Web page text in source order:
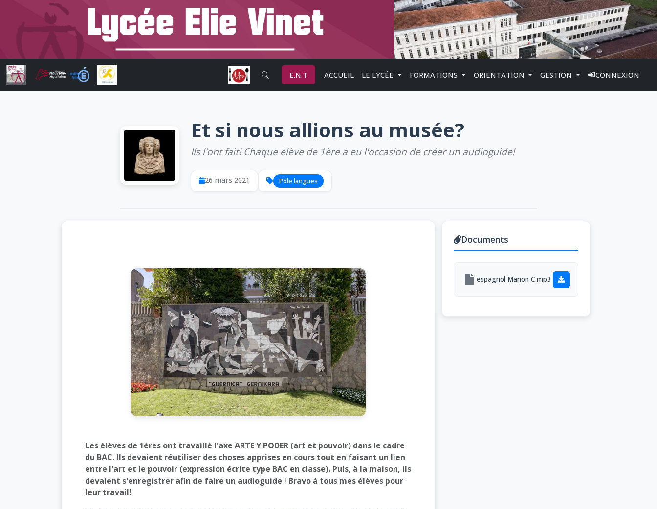
E.N.T ACCUEIL LE LYCÉE FORMATIONS ORIENTATION GESTION CONNEXION
Et si nous allions au musée?
Ils l'ont fait! Chaque élève de 1ère a eu l'occasion de créer un audioguide!
26 mars 2021 Pôle langues
Les élèves de 1ères ont travaillé l'axe ARTE Y PODER (art et pouvoir) dans le cadre
du BAC. Ils devaient réutiliser des choses apprises en cours tout en faisant un lien
entre l'art et le pouvoir (expression écrite type BAC en classe). Puis, à la maison, ils
devaient s'enregistrer afin de faire un audioguide ! Bravo à tous mes élèves pour
leur travail!
Documents
espagnol Manon C.mp3